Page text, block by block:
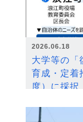
2026.06.18
大学等の「
育成・定着
度）に採択